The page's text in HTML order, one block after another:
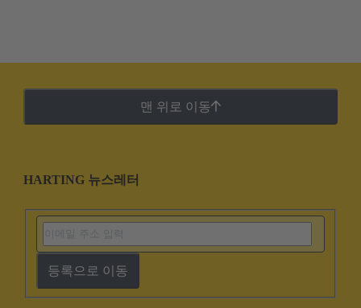
맨 위로 이동
HARTING 뉴스레터
등록으로 이동